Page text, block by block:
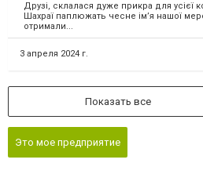
Друзі, склалася дуже прикра для усієї
Шахраї паплюжать чесне ім’я нашої
отримали...
3 апреля 2024 г.
Показать все
Это мое предприятие